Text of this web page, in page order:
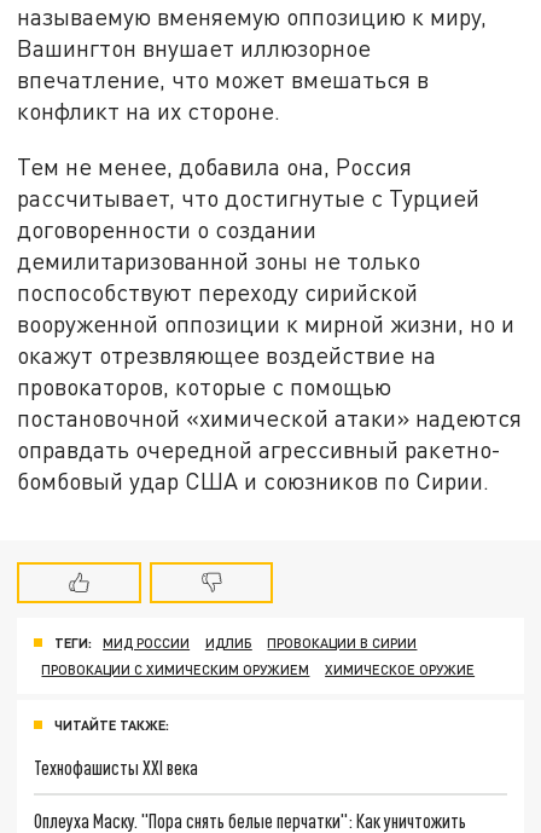
называемую вменяемую оппозицию к миру,
Вашингтон внушает иллюзорное
впечатление, что может вмешаться в
конфликт на их стороне.
Тем не менее, добавила она, Россия
рассчитывает, что достигнутые с Турцией
договоренности о создании
демилитаризованной зоны не только
поспособствуют переходу сирийской
вооруженной оппозиции к мирной жизни, но и
окажут отрезвляющее воздействие на
провокаторов, которые с помощью
постановочной «химической атаки» надеются
оправдать очередной агрессивный ракетно-
бомбовый удар США и союзников по Сирии.
ТЕГИ: МИД РОССИИ ИДЛИБ
ПРОВОКАЦИИ В СИРИИ
ПРОВОКАЦИИ С ХИМИЧЕСКИМ ОРУЖИЕМ
ХИМИЧЕСКОЕ ОРУЖИЕ
ЧИТАЙТЕ ТАКЖЕ:
Технофашисты XXI века
Оплеуха Маску. "Пора снять белые перчатки": Как уничтожить